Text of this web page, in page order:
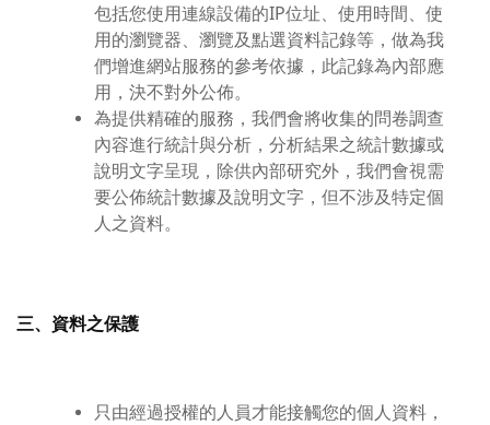
包括您使用連線設備的IP位址、使用時間、使
用的瀏覽器、瀏覽及點選資料記錄等，做為我
們增進網站服務的參考依據，此記錄為內部應
用，決不對外公佈。
為提供精確的服務，我們會將收集的問卷調查
內容進行統計與分析，分析結果之統計數據或
說明文字呈現，除供內部研究外，我們會視需
要公佈統計數據及說明文字，但不涉及特定個
人之資料。
三、資料之保護
只由經過授權的人員才能接觸您的個人資料，